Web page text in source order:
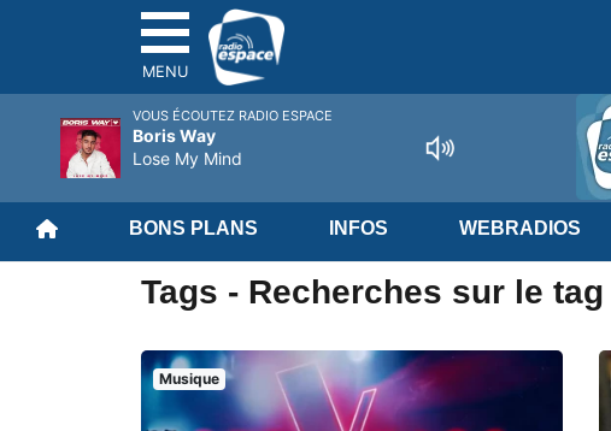
MENU
BONS PLANS INFOS WEBRADIOS
Tags - Recherches sur le
Musique
VOUS ÉCOUTEZ RADIO ESPACE
Boris Way
Lose My Mind